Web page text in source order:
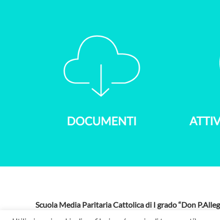
Scuola Media Paritaria Cattolica di I grado “Don